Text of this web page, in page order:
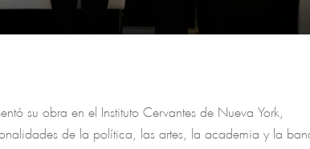
su obra en el Instituto Cervantes de Nueva York,
de la política, las artes, la academia y la